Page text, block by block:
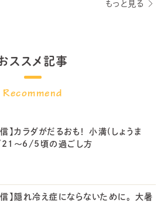
もっと見る
ススメ記事
】カラダがだるおも！ 小満(しょうま
～6/5頃の過ごし方
信】隠れ冷え症にならないために。 大暑